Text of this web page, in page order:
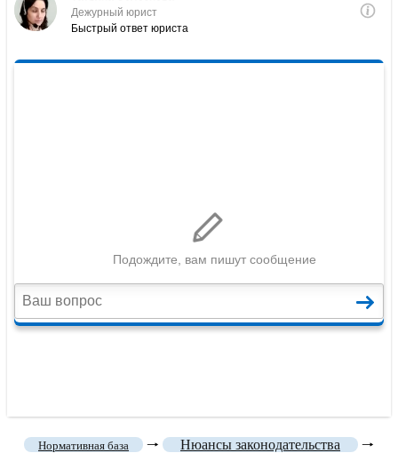
Нормативная база 🠒 Нюансы законодательства 🠒